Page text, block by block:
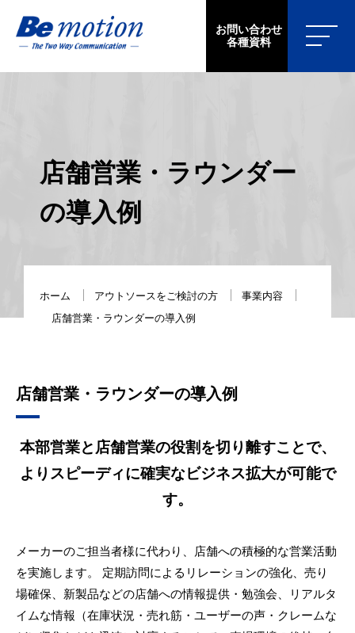
お問い合わせ
各種資料
店舗営業・ラウンダー
の導入例
ホーム アウトソースをご検討の方
事業内容
店舗営業・ラウンダーの導入例
店舗営業・ラウンダーの導入例
本部営業と店舗営業の役割を切り離すことで、
よりスピーディに確実なビジネス拡大が可能で
す。
メーカーのご担当者様に代わり、店舗への積極的な営業活動
を実施します。 定期訪問によるリレーションの強化、売り
場確保、新製品などの店舗への情報提供・勉強会、リアルタ
イムな情報（在庫状況・売れ筋・ユーザーの声・クレームな